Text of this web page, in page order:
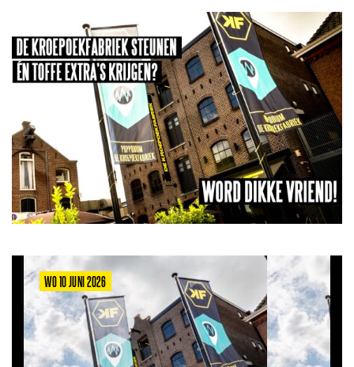
WO 10 JUNI 2026